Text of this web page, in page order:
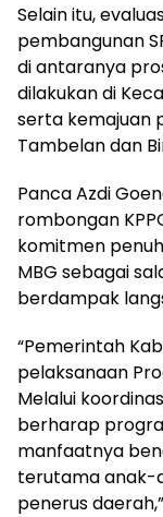
Selain itu,
pembangunan
di antaranya
dilakukan di
serta kemajuan
Tambelan dan
Panca Azdi
rombongan
komitmen
MBG sebagai
berdampak
“Pemerintah
pelaksanaan
Melalui
berharap
manfaatnya
terutama anak-
penerus